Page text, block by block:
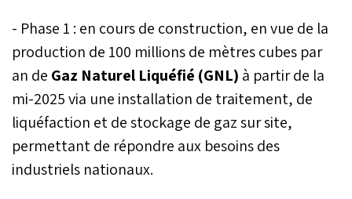
- Phase 1 : en cours de construction, en vue de la
production de 100 millions de mètres cubes par
an de Gaz Naturel Liquéfié (GNL) à partir de la
mi-2025 via une installation de traitement, de
liquéfaction et de stockage de gaz sur site,
permettant de répondre aux besoins des
industriels nationaux.